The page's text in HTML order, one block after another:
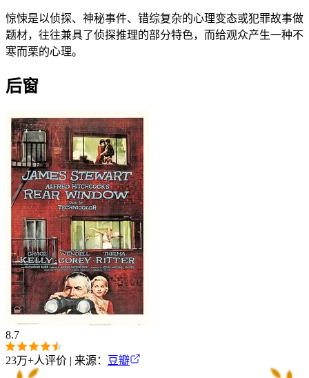
惊悚是以侦探、神秘事件、错综复杂的心理变态或犯罪故事做
题材，往往兼具了侦探推理的部分特色，而给观众产生一种不
寒而栗的心理。
后窗
8.7
23万+人评价 | 来源： 豆瓣